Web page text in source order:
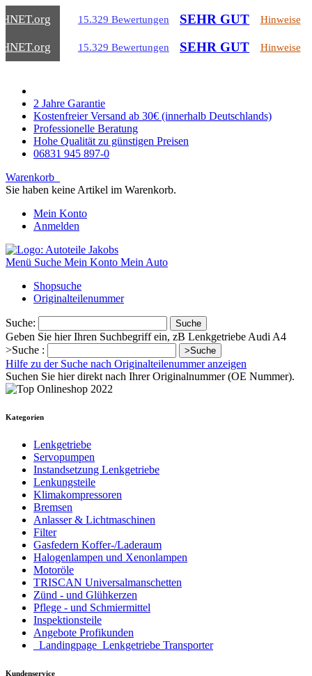
.org 15.329 Bewertungen SEHR GUT Hinweise
.org 15.329 Bewertungen SEHR GUT Hinweise
2 Jahre Garantie
Kostenfreier Versand ab 30€ (innerhalb Deutschlands)
Professionelle Beratung
Hohe Qualität zu günstigen Preisen
06831 945 897-0
Warenkorb
Sie haben keine Artikel im Warenkorb.
Mein Konto
Anmelden
Menü Suche Mein Konto Mein Auto
Shopsuche
Originalteilenummer
Suche: Suche
Geben Sie hier Ihren Suchbegriff ein, zB Lenkgetriebe Audi A4
>Suche :
>Suche
Hilfe zu der Suche nach Originalteilenummer anzeigen
Suchen Sie hier direkt nach Ihrer Originalnummer (OE Nummer).
Kategorien
Lenkgetriebe
Servopumpen
Instandsetzung Lenkgetriebe
Lenkungsteile
Klimakompressoren
Bremsen
Anlasser & Lichtmaschinen
Filter
Gasfedern Koffer-/Laderaum
Halogenlampen und Xenonlampen
Motoröle
TRISCAN Universalmanschetten
Zünd - und Glühkerzen
Pflege - und Schmiermittel
Inspektionsteile
Angebote Profikunden
_Landingpage_Lenkgetriebe Transporter
Kundenservice